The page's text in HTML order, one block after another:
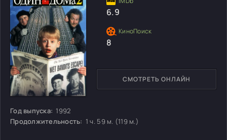
Год выпуска: 1992
Продолжительность: 1 ч. 59 м. (119 м.)
СМОТРЕТЬ ОНЛАЙН
6.9
8